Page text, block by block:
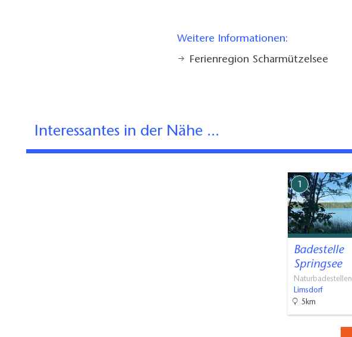
Weitere Informationen:
Ferienregion Scharmützelsee
Interessantes in der Nähe ...
1
Badestelle
Springsee
Naturbadestellen
Limsdorf
5km